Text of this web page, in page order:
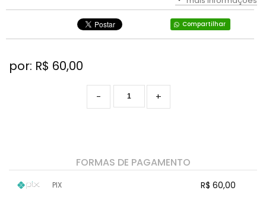
Compartilhar
por: R$ 60,00
+
-
FORMAS DE PAGAMENTO
PIX R$ 60,00